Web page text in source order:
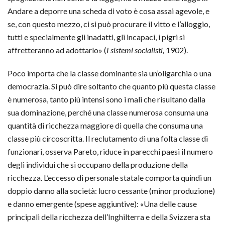
Andare a deporre una scheda di voto è cosa assai agevole, e
se, con questo mezzo, ci si può procurare il vitto e l’alloggio,
tutti e specialmente gli inadatti, gli incapaci, i pigri si
affretteranno ad adottarlo» (I sistemi socialisti, 1902).
Poco importa che la classe dominante sia un’oligarchia o una
democrazia. Si può dire soltanto che quanto più questa classe
è numerosa, tanto più intensi sono i mali che risultano dalla
sua dominazione, perché una classe numerosa consuma una
quantità di ricchezza maggiore di quella che consuma una
classe più circoscritta. Il reclutamento di una folta classe di
funzionari, osserva Pareto, riduce in parecchi paesi il numero
degli individui che si occupano della produzione della
ricchezza. L’eccesso di personale statale comporta quindi un
doppio danno alla società: lucro cessante (minor produzione)
e danno emergente (spese aggiuntive): «Una delle cause
principali della ricchezza dell’Inghilterra e della Svizzera sta